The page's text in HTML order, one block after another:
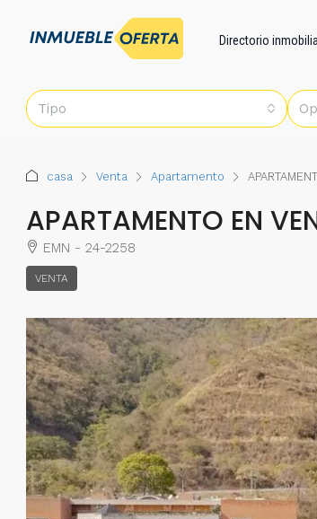
Directorio
Tipo
casa Venta Apartamento
APARTAMENTO EN
EMN - 24-2258
VENTA